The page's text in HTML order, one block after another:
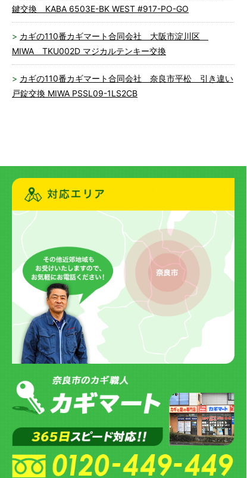
鍵交換 KABA 6503E-BK WEST #917-PO-GO
カギの110番カギマート合同会社 大阪市淀川区
MIWA TKU002D マジカルテンキー交換
カギの110番カギマート合同会社 奈良市平松 引き違い
戸錠交換 MIWA PSSL09-1LS2CB